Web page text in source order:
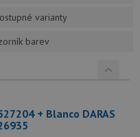
varianty
barev
+ Blanco DARAS